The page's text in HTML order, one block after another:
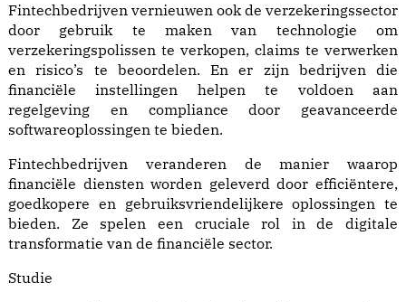
Fintechbedrijven vernieuwen ook de verzekeringssector
door gebruik te maken van technologie om
verzekeringspolissen te verkopen, claims te verwerken
en risico’s te beoordelen. En er zijn bedrijven die
financiële instellingen helpen te voldoen aan
regelgeving en compliance door geavanceerde
softwareoplossingen te bieden.
Fintechbedrijven veranderen de manier waarop
financiële diensten worden geleverd door efficiëntere,
goedkopere en gebruiksvriendelijkere oplossingen te
bieden. Ze spelen een cruciale rol in de digitale
transformatie van de financiële sector.
Studie